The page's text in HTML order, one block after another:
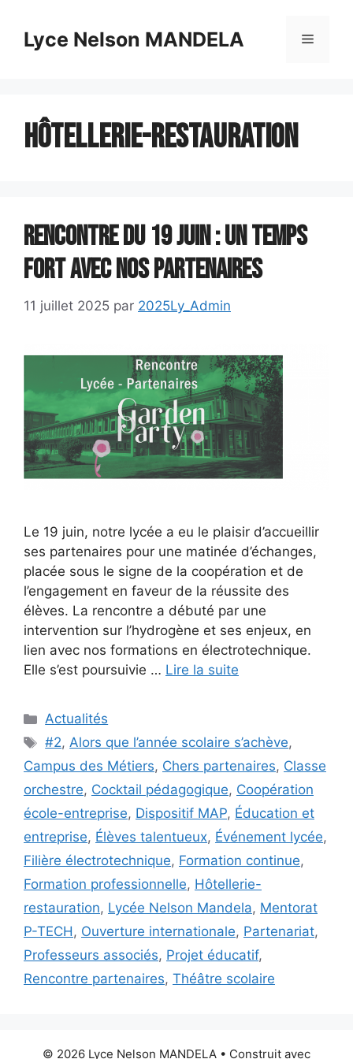
contenuLyce Nelson MANDELA Menu
Hôtellerie-restauration
Rencontre du 19 juin : un temps
fort avec nos partenaires
11 juillet 2025 par 2025Ly_Admin
Le 19 juin, notre lycée a eu le plaisir d’accueillir
ses partenaires pour une matinée d’échanges,
placée sous le signe de la coopération et de
l’engagement en faveur de la réussite des
élèves. La rencontre a débuté par une
intervention sur l’hydrogène et ses enjeux, en
lien avec nos formations en électrotechnique.
Elle s’est poursuivie … Lire la suite
Catégories
Actualités
Étiquettes
#2,Alors que l’année scolaire s’achève,
Campus des Métiers, Chers partenaires, Classe
orchestre, Cocktail pédagogique, Coopération
école-entreprise, Dispositif MAP, Éducation et
entreprise, Élèves talentueux, Événement lycée,
Filière électrotechnique, Formation continue,
Formation professionnelle, Hôtellerie-
restauration, Lycée Nelson Mandela, Mentorat
P-TECH, Ouverture internationale, Partenariat,
Professeurs associés, Projet éducatif,
Rencontre partenaires, Théâtre scolaire
© 2026 Lyce Nelson MANDELA • Construit avec